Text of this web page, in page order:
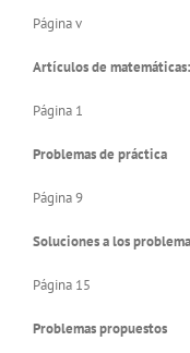
Página v
Artículos de
Página 1
Problemas de práctica
Página 9
Soluciones a los
Página 15
Problemas propuestos